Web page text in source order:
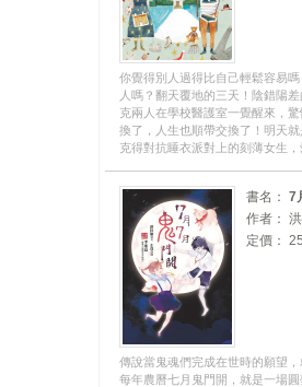
你覺得別人過得比自己輕鬆容易
人嗎？翻天覆地的三天！陰錯陽
克兩人在學校醫護室一覺醒來，
換了，人生也順帶交換了！明天
克得對抗睡衣派對上的刻薄女生
書名： 7
作者：
定價：
傳說當鬼魂們完成在世時的願望
每年農曆七月鬼門開，就是一場